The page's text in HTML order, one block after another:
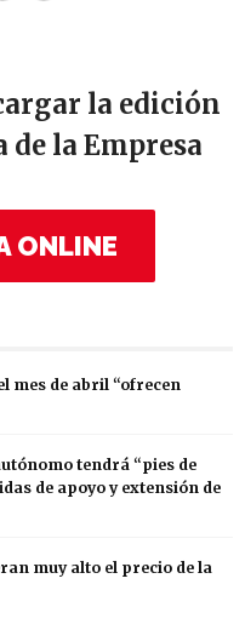
la edición
de la Empresa
ONLINE
mes de abril “ofrecen
tendrá “pies de
de apoyo y extensión de
muy alto el precio de la